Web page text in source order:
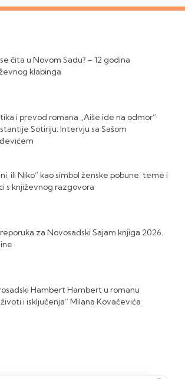
čita u Novom Sadu? – 12 godina
klabinga
i prevod romana „Aiše ide na odmor“
Sotiriju: Intervju sa Sašom
ili Niko“ kao simbol ženske pobune: teme i
s književnog razgovora
za Novosadski Sajam knjiga 2026.
Hambert Hambert u romanu
i isključenja“ Milana Kovačevića